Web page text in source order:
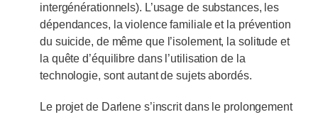
intergénérationnels). L’usage de substances, les
dépendances, la violence familiale et la prévention
du suicide, de même que l’isolement, la solitude et
la quête d’équilibre dans l’utilisation de la
technologie, sont autant de sujets abordés.
Le projet de Darlene s’inscrit dans le prolongement